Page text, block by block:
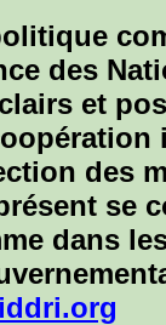
des
et
des
se
dans
iddri.org